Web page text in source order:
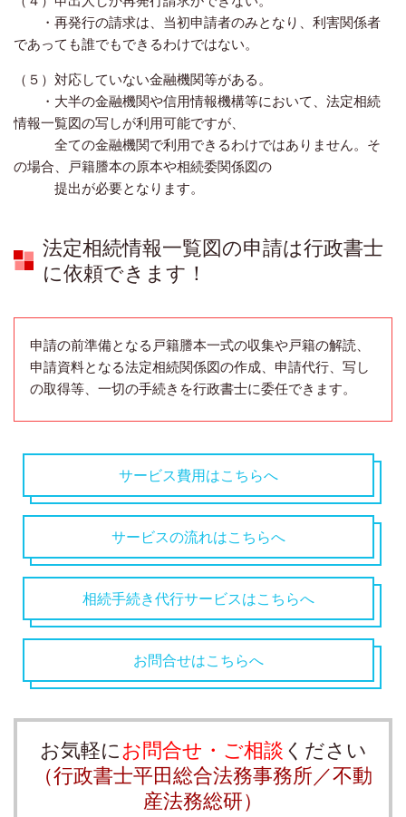
・再発行の請求は、当初申請者のみとなり、利害関係者
であっても誰でもできるわけではない。
（５）対応していない金融機関等がある。
・大半の金融機関や信用情報機構等において、法定相続
情報一覧図の写しが利用可能ですが、
全ての金融機関で利用できるわけではありません。そ
の場合、戸籍謄本の原本や相続委関係図の
提出が必要となります。
法定相続情報一覧図の申請は行政書士
に依頼できます！
申請の前準備となる戸籍謄本一式の収集や戸籍の解読、
申請資料となる法定相続関係図の作成、申請代行、写し
の取得等、一切の手続きを行政書士に委任できます。
サービス費用はこちらへ
サービスの流れはこちらへ
相続手続き代行サービスはこちらへ
お問合せはこちらへ
お気軽に お問合せ・ご相談 ください
（行政書士平田総合法務事務所／不動
産法務総研）